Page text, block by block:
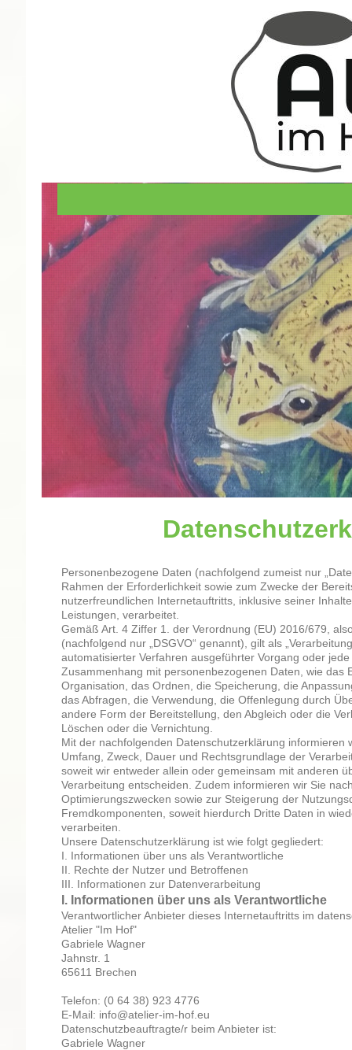
Personenbezogene Daten (nachfolgend zumeist nur
Rahmen der Erforderlichkeit sowie zum Zwecke der
nutzerfreundlichen Internetauftritts, inklusive seiner
Leistungen, verarbeitet.
Gemäß Art. 4 Ziffer 1. der Verordnung (EU) 2016/679,
(nachfolgend nur „DSGVO“ genannt), gilt als
automatisierter Verfahren ausgeführter Vorgang oder
Zusammenhang mit personenbezogenen Daten, wie das
Organisation, das Ordnen, die Speicherung, die
das Abfragen, die Verwendung, die Offenlegung durch
andere Form der Bereitstellung, den Abgleich oder die
Löschen oder die Vernichtung.
Mit der nachfolgenden Datenschutzerklärung informieren
Umfang, Zweck, Dauer und Rechtsgrundlage der
soweit wir entweder allein oder gemeinsam mit anderen
Verarbeitung entscheiden. Zudem informieren wir Sie
Optimierungszwecken sowie zur Steigerung der
Fremdkomponenten, soweit hierdurch Dritte Daten in
verarbeiten.
Unsere Datenschutzerklärung ist wie folgt gegliedert:
I. Informationen über uns als Verantwortliche
II. Rechte der Nutzer und Betroffenen
III. Informationen zur Datenverarbeitung
I. Informationen über uns als Verantwortliche
Verantwortlicher Anbieter dieses Internetauftritts im
Atelier "Im Hof"
Gabriele Wagner
Jahnstr. 1
65611 Brechen
Telefon: (0 64 38) 923 4776
E-Mail: info@atelier-im-hof.eu
Datenschutzbeauftragte/r beim Anbieter ist:
Gabriele Wagner